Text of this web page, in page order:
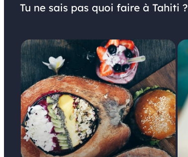
Tu ne sais pas quoi faire à Tahiti